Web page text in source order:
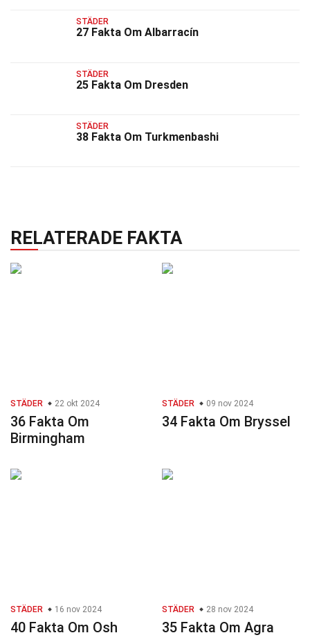
STÄDER
27 Fakta Om Albarracín
STÄDER
25 Fakta Om Dresden
STÄDER
38 Fakta Om Turkmenbashi
RELATERADE FAKTA
STÄDER 22 okt 2024
36 Fakta Om
Birmingham
STÄDER 09 nov 2024
34 Fakta Om Bryssel
STÄDER 16 nov 2024
40 Fakta Om Osh
STÄDER 28 nov 2024
35 Fakta Om Agra